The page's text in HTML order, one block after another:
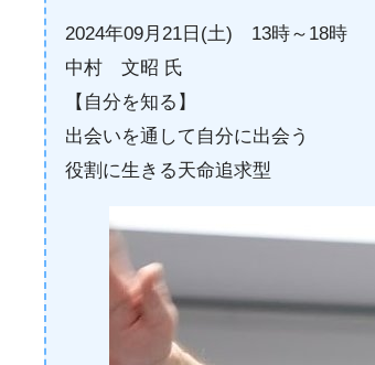
2024年09月21日(土) 13時～18時
中村 文昭 氏
【自分を知る】
出会いを通して自分に出会う
役割に生きる天命追求型